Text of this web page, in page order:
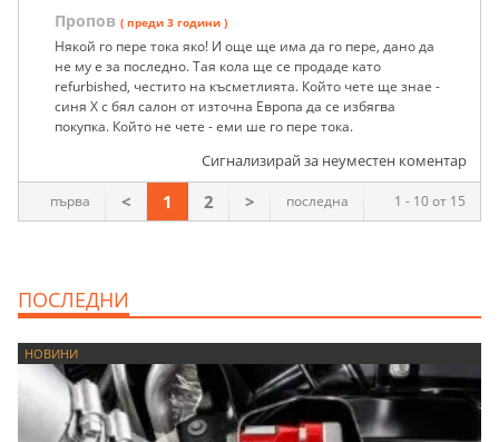
Пропов ( преди 3 години )
Някой го пере тока яко! И още ще има да го пере, дано да
не му е за последно. Тая кола ще се продаде като
refurbished, честито на късметлията. Който чете ще знае -
синя Х с бял салон от източна Европа да се избягва
покупка. Който не чете - еми ше го пере тока.
Сигнализирай за неуместен коментар
1 - 10 от 15
първа < 1 2 > последна
ПОСЛЕДНИ
НОВИНИ